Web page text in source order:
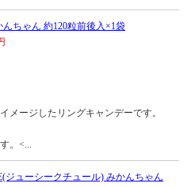
んちゃん 約120粒前後入×1袋
メージしたリングキャンデーです。
。<...
ジューシークチュール) みかんちゃん